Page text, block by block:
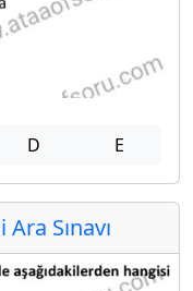
D E
Sınavı